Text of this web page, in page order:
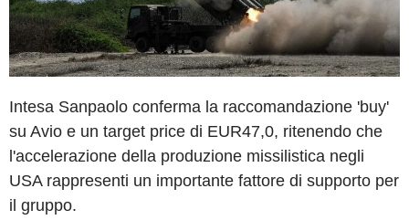
Intesa Sanpaolo conferma la raccomandazione 'buy'
su Avio e un target price di EUR47,0, ritenendo che
l'accelerazione della produzione missilistica negli
USA rappresenti un importante fattore di supporto per
il gruppo.